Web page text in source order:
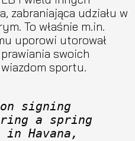
zabraniająca udziału w
To właśnie m.in.
uporowi utorował
swoich
sportu.
signing
a spring
Havana,